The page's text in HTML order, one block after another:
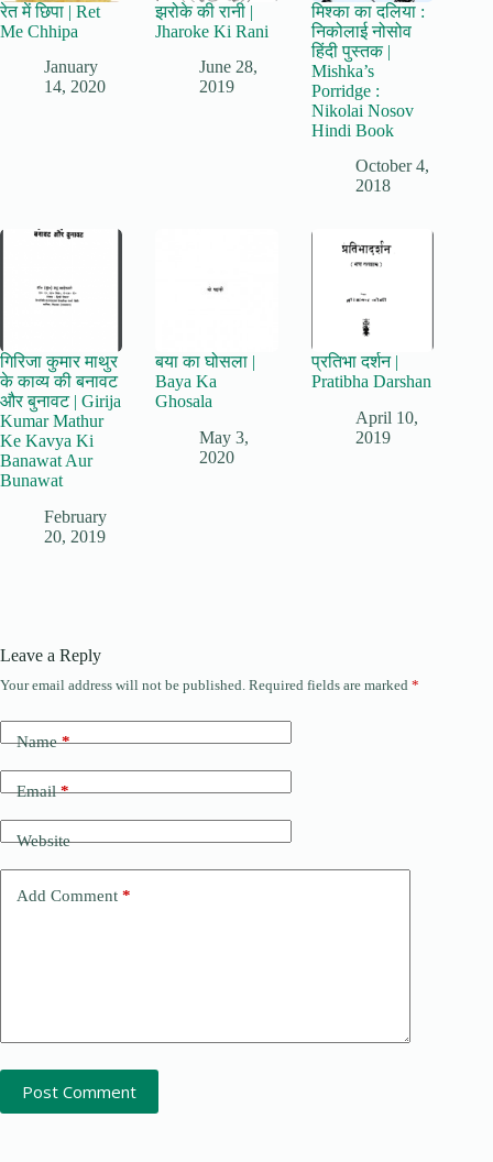
रेत में छिपा | Ret
Me Chhipa
January
14, 2020
झरोके की रानी |
Jharoke Ki Rani
June 28,
2019
मिश्का का दलिया :
निकोलाई नोसोव
हिंदी पुस्तक |
Mishka’s
Porridge :
Nikolai Nosov
Hindi Book
October 4,
2018
गिरिजा कुमार माथुर
के काव्य की बनावट
और बुनावट | Girija
Kumar Mathur
Ke Kavya Ki
Banawat Aur
Bunawat
February
20, 2019
बया का घोसला |
Baya Ka
Ghosala
May 3,
2020
प्रतिभा दर्शन |
Pratibha Darshan
April 10,
2019
Leave a Reply
Your email address will not be published. Required fields are marked *
Name*
Email*
Website
Add Comment *
Post Comment